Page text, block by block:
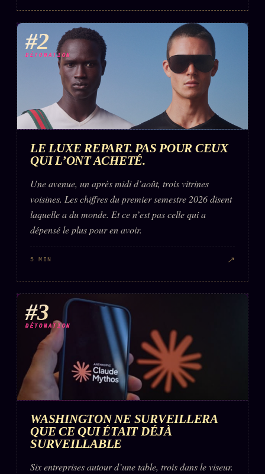
#2
DÉTONATION
LE LUXE REPART. PAS POUR CEUX
QUI L’ONT ACHETÉ.
Une avenue, un après midi d’août, trois vitrines
voisines. Les chiffres du premier semestre 2026 disent
laquelle a du monde. Et ce n’est pas celle qui a
dépensé le plus pour en avoir.
5 MIN ↗
#3
DÉTONATION
WASHINGTON NE SURVEILLERA
QUE CE QUI ÉTAIT DÉJÀ
SURVEILLABLE
Six entreprises autour d’une table, trois dans le viseur.